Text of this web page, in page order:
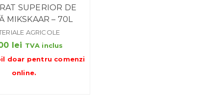
SUPERIOR DE
MIKSKAAR – 70L
AGRICOLE
lei TVA inclus
doar pentru comenzi
online.